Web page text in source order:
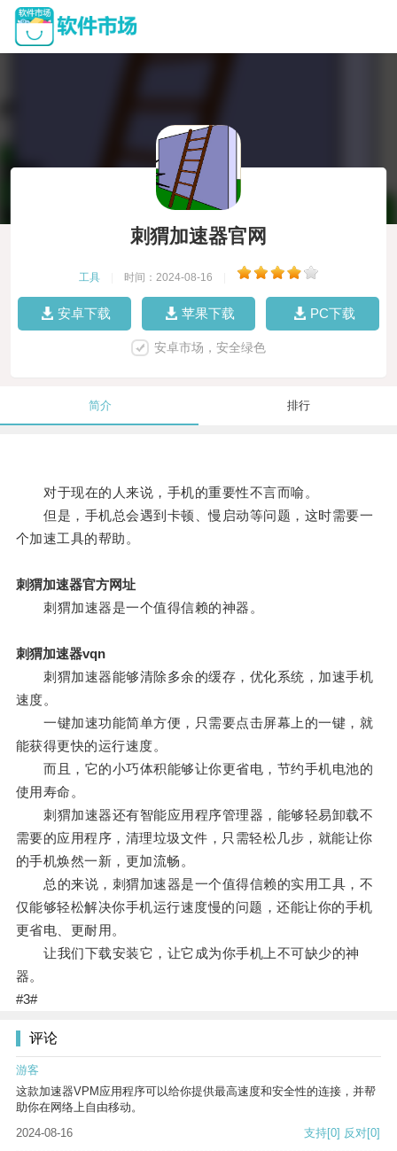
刺猬加速器官网
工具 时间：2024-08-16
安卓下载 苹果下载 PC下载
安卓市场，安全绿色
简介 排行
对于现在的人来说，手机的重要性不言而喻。
但是，手机总会遇到卡顿、慢启动等问题，这时需要一
个加速工具的帮助。
刺猬加速器官方网址
刺猬加速器是一个值得信赖的神器。
刺猬加速器vqn
刺猬加速器能够清除多余的缓存，优化系统，加速手机
速度。
一键加速功能简单方便，只需要点击屏幕上的一键，就
能获得更快的运行速度。
而且，它的小巧体积能够让你更省电，节约手机电池的
使用寿命。
刺猬加速器还有智能应用程序管理器，能够轻易卸载不
需要的应用程序，清理垃圾文件，只需轻松几步，就能让你
的手机焕然一新，更加流畅。
总的来说，刺猬加速器是一个值得信赖的实用工具，不
仅能够轻松解决你手机运行速度慢的问题，还能让你的手机
更省电、更耐用。
让我们下载安装它，让它成为你手机上不可缺少的神
器。
#3#
评论
游客
这款加速器VPM应用程序可以给你提供最高速度和安全性的连接，并帮
助你在网络上自由移动。
2024-08-16
支持[0] 反对[0]